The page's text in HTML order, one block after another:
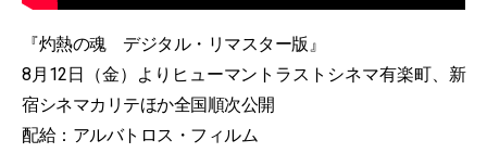
『灼熱の魂 デジタル・リマスター版』
8月12日（金）よりヒューマントラストシネマ有楽町、新
宿シネマカリテほか全国順次公開
配給：アルバトロス・フィルム